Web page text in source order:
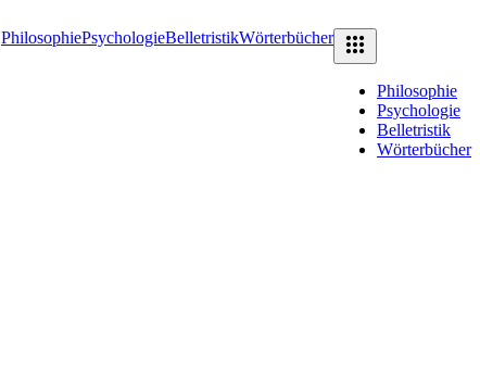
PhilosophiePsychologieBelletristikWörterbücher
Philosophie
Psychologie
Belletristik
Wörterbücher